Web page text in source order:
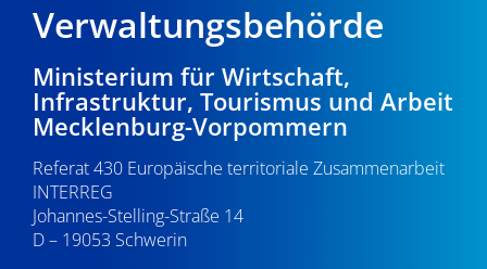
Verwaltungsbehörde
Ministerium für Wirtschaft,
Infrastruktur, Tourismus und Arbeit
Mecklenburg-Vorpommern
Referat 430 Europäische territoriale Zusammenarbeit
INTERREG
Johannes-Stelling-Straße 14
D – 19053 Schwerin